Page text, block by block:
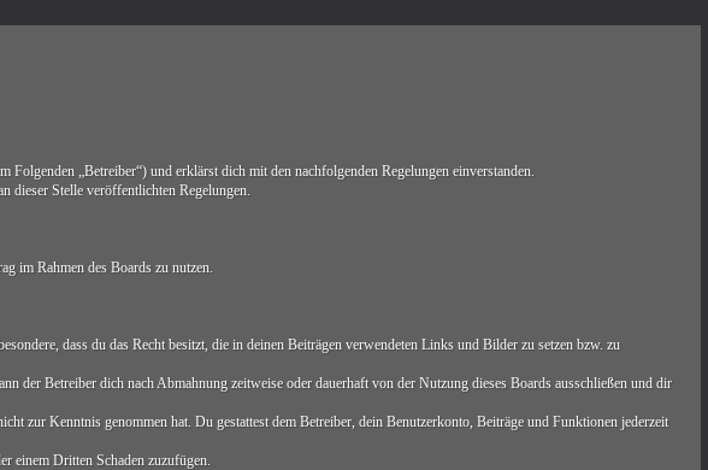
„Betreiber“) und erklärst dich mit den nachfolgenden Regelungen einverstanden.
dieser Stelle veröffentlichten Regelungen.
im Rahmen des Boards zu nutzen.
dass du das Recht besitzt, die in deinen Beiträgen verwendeten Links und Bilder zu setzen bzw. zu
der Betreiber dich nach Abmahnung zeitweise oder dauerhaft von der Nutzung dieses Boards ausschließen und dir
zur Kenntnis genommen hat. Du gestattest dem Betreiber, dein Benutzerkonto, Beiträge und Funktionen jederzeit
einem Dritten Schaden zuzufügen.